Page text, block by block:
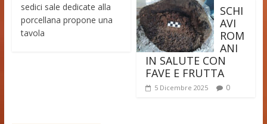
sedici sale dedicate alla
porcellana propone una
tavola
SCHI
AVI
ROM
ANI
IN SALUTE CON
FAVE E FRUTTA
5 Dicembre 2025 0